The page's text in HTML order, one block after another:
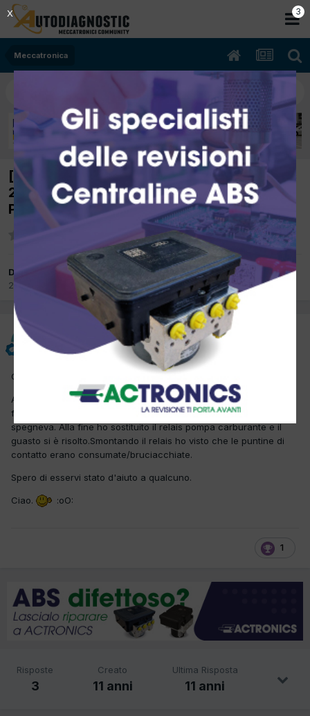
Meccatronica
[MERCEDES CLASSE A 169 06/2008 1498cc
266920 70Kw Benzina] A VOLTE NON
PARTE
Da tm
2 Luglio 2015
in Meccatronica
Inviato 2 Luglio 2015
Ciao bella gente , forse posso essere utile anch'io stavolta.
Allora avevo in officina questa mercedes che a volte faceva
fatica a partire nel senso che andava in moto traballava e si
spegneva. Alla fine ho sostituito il relais pompa carburante e il
guasto si è risolto.Smontando il relais ho visto che le puntine di
contatto erano consumate/bruciacchiate.
Spero di esservi stato d'aiuto a qualcuno.
Ciao. :oO:
1
Risposte
3
Creato
11 anni
Ultima Risposta
11 anni
2
X